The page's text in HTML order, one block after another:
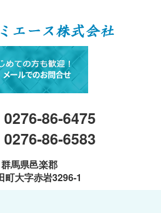
86-6475
86-6583
群馬県邑楽郡
町大字赤岩3296-1